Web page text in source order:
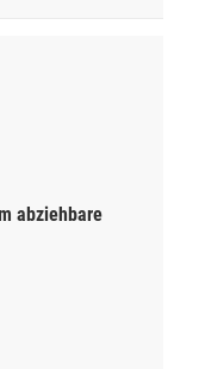
abziehbare